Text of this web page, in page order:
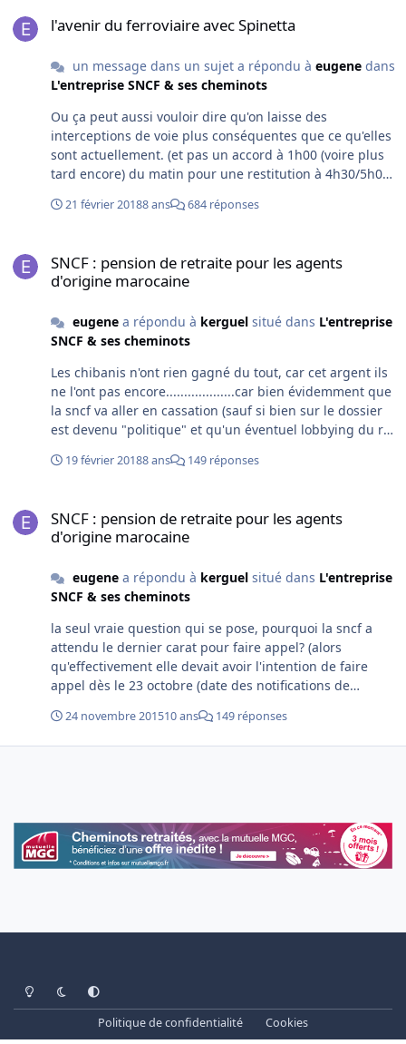
claires et identifiées, ça peut peut être souder et
(annoncée) du statut conservé pour les déjà embauchés
et statut différent pour les nouveaux entrants (on parie
l'avenir du ferroviaire avec Spinetta
un message dans un sujet a répondu à eugenedans
L'entreprise SNCF & ses cheminots
Ou ça peut aussi vouloir dire qu'on laisse des
interceptions de voie plus conséquentes que ce qu'elles
sont actuellement. (et pas un accord à 1h00 (voire plus
tard encore) du matin pour une restitution à 4h30/5h00
21 février 20188 ans 684 réponses
SNCF : pension de retraite pour les agents
d'origine marocaine
eugenea répondu à kerguelsitué dans L'entreprise
SNCF & ses cheminots
Les chibanis n'ont rien gagné du tout, car cet argent ils
ne l'ont pas encore...................car bien évidemment que
la sncf va aller en cassation (sauf si bien sur le dossier
est devenu "politique" et qu'un éventuel lobbying du roi
de laisser filer ce vieux dossier qui à l'heure actuel et vu
énormes en jeu)) Par contre (a priori et de ce que je
crois savoir du dossier) lorsque la sncf ira en cassation,
sncf de réexaminer chaque cas)
19 février 20188 ans 149 réponses
SNCF : pension de retraite pour les agents
d'origine marocaine
eugenea répondu à kerguelsitué dans L'entreprise
SNCF & ses cheminots
la seul vraie question qui se pose, pourquoi la sncf a
attendu le dernier carat pour faire appel? (alors
qu'effectivement elle devait avoir l'intention de faire
appel dès le 23 octobre (date des notifications de
nouveau procès/décision?
24 novembre 201510 ans 149 réponses
Light ModeDark ModeSystem Preference
Politique de confidentialité
Cookies